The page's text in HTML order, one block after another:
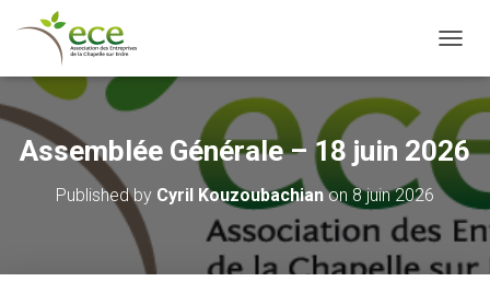
Assemblée Générale – 18 juin 2026
Published by Cyril Kouzoubachianon 8 juin 2026